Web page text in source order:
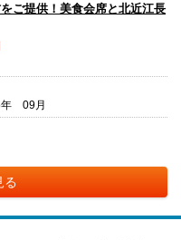
ご提供！美食会席と北近江長
年 09月
る